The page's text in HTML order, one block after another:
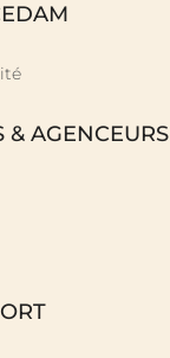
& AGENCEURS